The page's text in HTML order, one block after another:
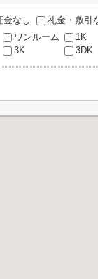
金なし
礼金・敷引
ワンルーム
1K
3K
3DK